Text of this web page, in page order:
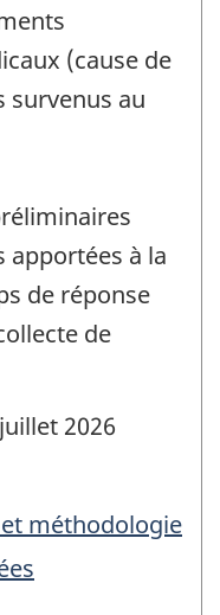
(cause de
survenus au
apportées à la
de réponse
de
2026
méthodologie